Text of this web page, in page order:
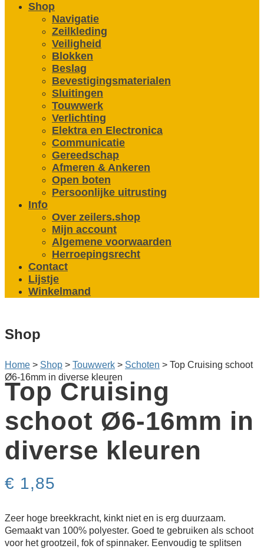
Shop
Navigatie
Zeilkleding
Veiligheid
Blokken
Beslag
Bevestigings­­materialen
Sluitingen
Touwwerk
Verlichting
Elektra en Electronica
Communicatie
Gereedschap
Afmeren & Ankeren
Open boten
Persoonlijke uitrusting
Info
Over zeilers.shop
Mijn account
Algemene voorwaarden
Herroepingsrecht
Contact
Lijstje
Winkelmand
Shop
Home > Shop > Touwwerk > Schoten > Top Cruising schoot
Ø6-16mm in diverse kleuren
Top Cruising
schoot Ø6-16mm in
diverse kleuren
€ 1,85
Zeer hoge breekkracht, kinkt niet en is erg duurzaam.
Gemaakt van 100% polyester. Goed te gebruiken als schoot
voor het grootzeil, fok of spinnaker. Eenvoudig te splitsen